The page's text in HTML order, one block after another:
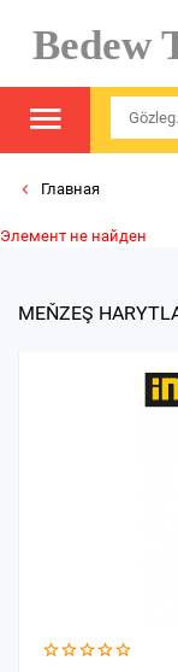
Bedew
Главная
Элемент не найден
MEŇZEŞ